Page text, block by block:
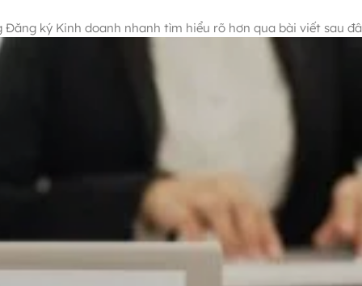
ký Kinh doanh nhanh tìm hiểu rõ hơn qua bài viết sau